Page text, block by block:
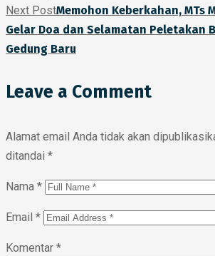
Next PostMemohon Keberkahan, MTs
Gelar Doa dan Selamatan Peletakan
Gedung Baru
Leave a Comment
Alamat email Anda tidak akan
ditandai *
Nama *
Email *
Komentar *